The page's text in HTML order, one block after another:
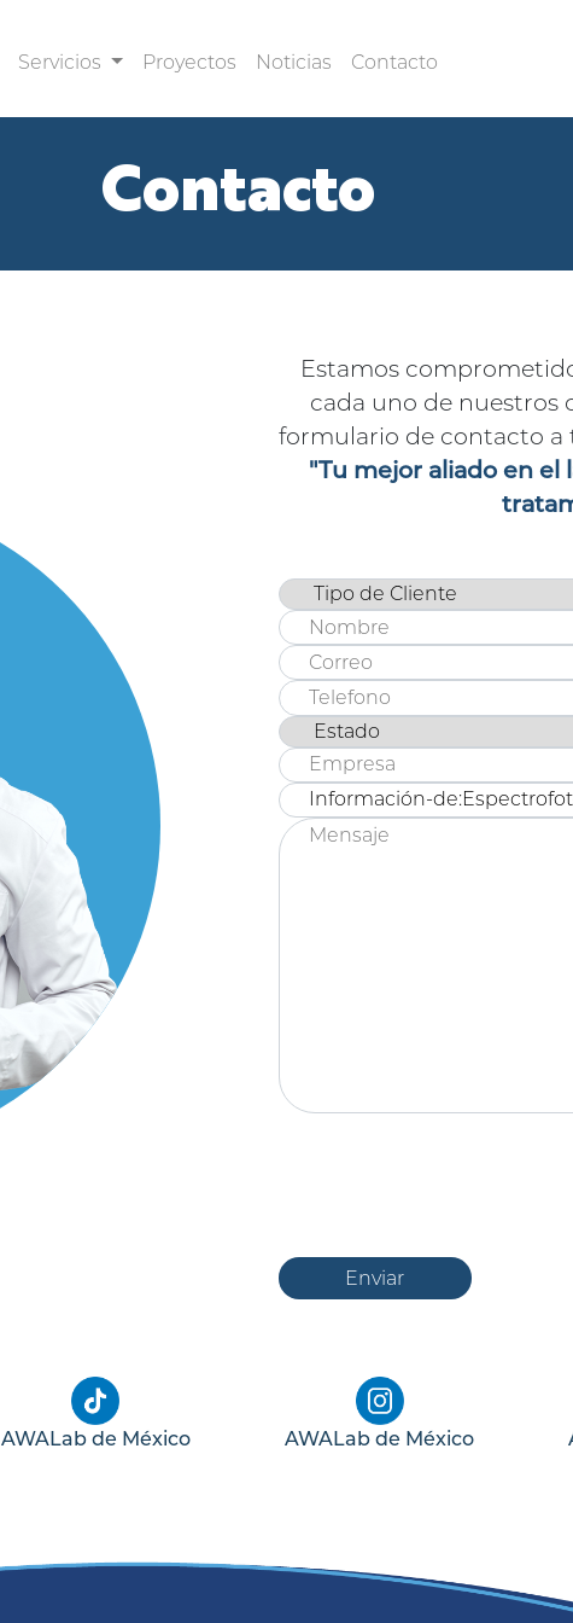
Servicios Proyectos Noticias Contacto
Contacto
Estamos
cada uno de nuestros
formulario de contacto a
"Tu mejor aliado en
Enviar
AWALab de México AWALab de México